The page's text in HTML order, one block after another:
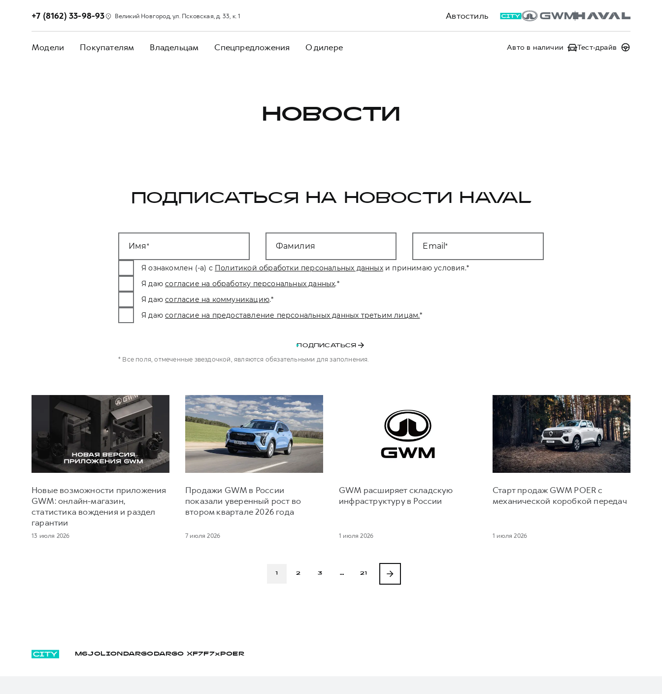
Автостиль
+7 (8162) 33-98-93 Великий Новгород, ул. Псковская, д. 33, к. 1
Модели Покупателям Владельцам Спецпредложения О дилере Авто в наличии Тест-драйв
НОВОСТИ
ПОДПИСАТЬСЯ НА НОВОСТИ HAVAL
Имя Фамилия Email
Я ознакомлен (-а) с Политикой обработки персональных данных и принимаю условия.*
Я даю согласие на обработку персональных данных.*
Я даю согласие на коммуникацию.*
Я даю согласие на предоставление персональных данных третьим лицам.*
ПОДПИСАТЬСЯ
* Все поля, отмеченные звездочкой, являются обязательными для заполнения.
Новые возможности приложения
GWM: онлайн-магазин,
статистика вождения и раздел
гарантии
13 июля 2026
Продажи GWM в России
показали уверенный рост во
втором квартале 2026 года
7 июля 2026
GWM расширяет складскую
инфраструктуру в России
1 июля 2026
Старт продаж GWM POER с
механической коробкой передач
1 июля 2026
1 2 3 … 21
M6JOLION DARGO DARGO Х F7 F7x POER